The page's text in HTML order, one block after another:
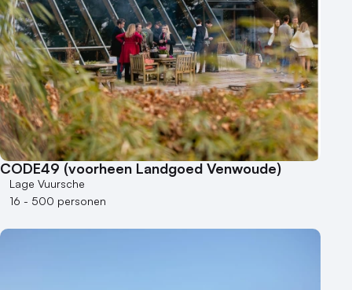
CODE49 (voorheen Landgoed Venwoude)
Lage Vuursche
16 - 500 personen